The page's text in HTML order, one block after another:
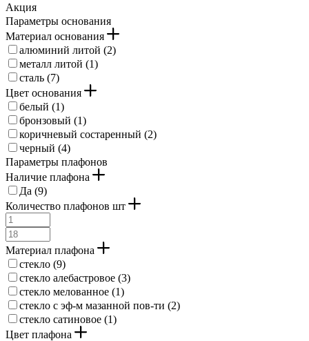
Акция
Параметры основания
Материал основания
алюминий литой (2)
металл литой (1)
сталь (7)
Цвет основания
белый (1)
бронзовый (1)
коричневый состаренный (2)
черный (4)
Параметры плафонов
Наличие плафона
Да (9)
Количество плафонов шт
Материал плафона
стекло (9)
стекло алебастровое (3)
стекло мелованное (1)
стекло с эф-м мазанной пов-ти (2)
стекло сатиновое (1)
Цвет плафона